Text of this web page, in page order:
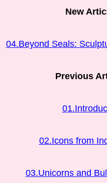
New
04.Beyond Seals:
Previous
02.Icons from
03.Unicorns and